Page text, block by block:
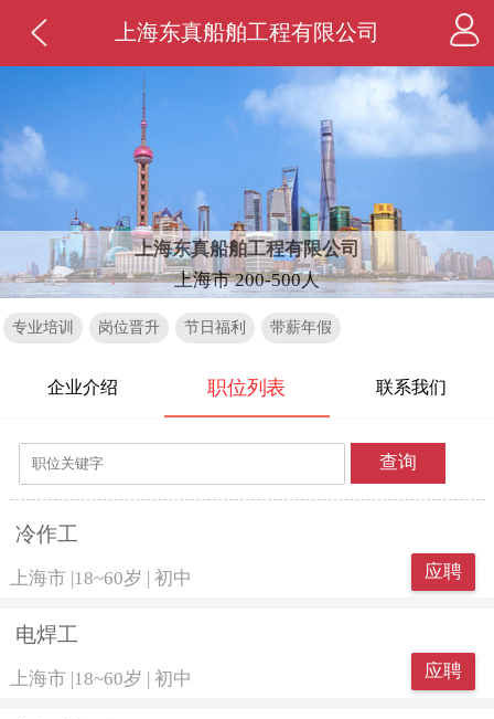
上海东真船舶工程有限公司
上海东真船舶工程有限公司
上海市 200-500人
专业培训 岗位晋升 节日福利 带薪年假
企业介绍 职位列表 联系我们
查询
冷作工
上海市 18~60岁 初中 应聘
电焊工
上海市 |18~60岁 | 初中 应聘